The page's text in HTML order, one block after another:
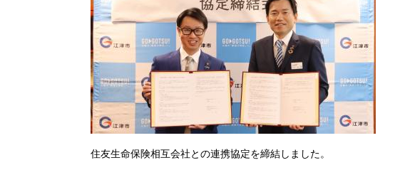
住友生命保険相互会社との連携協定を締結しました。